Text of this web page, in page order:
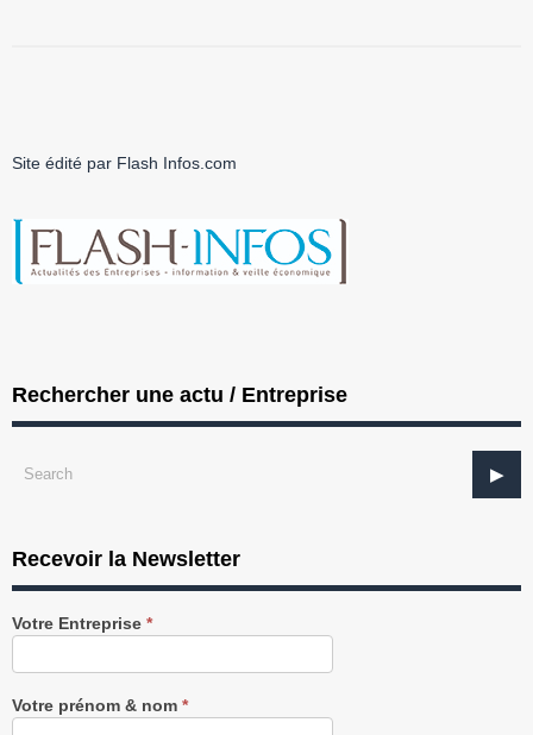
Site édité par Flash Infos.com
Rechercher une actu / Entreprise
Recevoir la Newsletter
Recevez
notre
gratuitement
Votre Entreprise *
Votre prénom & nom *